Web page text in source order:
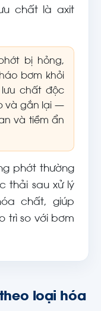
chất là axit
bị hỏng,
bơm khỏi
chất độc
và gắn lại —
và tiềm ẩn
phớt thường
thải sau xử lý
chất, giúp
trì so với bơm
loại hóa